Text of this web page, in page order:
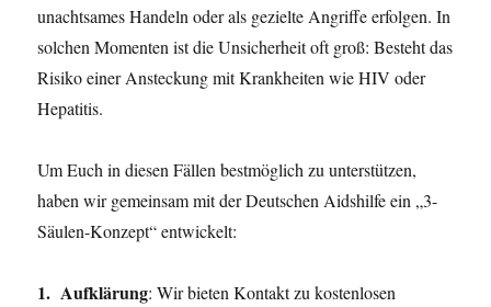
unachtsames Handeln oder als gezielte Angriffe erfolgen. In
solchen Momenten ist die Unsicherheit oft groß: Besteht das
Risiko einer Ansteckung mit Krankheiten wie HIV oder
Hepatitis.
Um Euch in diesen Fällen bestmöglich zu unterstützen,
haben wir gemeinsam mit der Deutschen Aidshilfe ein „3-
Säulen-Konzept“ entwickelt:
1. Aufklärung: Wir bieten Kontakt zu kostenlosen